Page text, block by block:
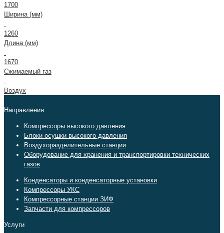
1700
Ширина (мм)
1260
Длина (мм)
1670
Сжимаемый газ
Воздух
Направления
Компрессоры высокого давления
Блоки осушки высокого давления
Воздухоразделительные станции
Оборудование для хранения и транспортировки технических
газов
Конденсаторы и конденсаторные установки
Компрессоры УКС
Компрессорные станции ЗИФ
Запчасти для компрессоров
Услуги